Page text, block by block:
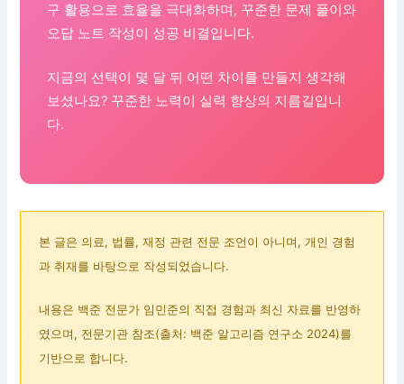
구 활용으로 효율을 극대화하며, 꾸준한 문제 풀이와
오답 노트 작성이 성공 비결입니다.
지금의 선택이 몇 달 뒤 어떤 차이를 만들지 생각해
보셨나요? 꾸준한 노력이 실력 향상의 지름길입니
다.
본 글은 의료, 법률, 재정 관련 전문 조언이 아니며, 개인 경험
과 취재를 바탕으로 작성되었습니다.
내용은 백준 전문가 임민준의 직접 경험과 최신 자료를 반영하
였으며, 전문기관 참조(출처: 백준 알고리즘 연구소 2024)를
기반으로 합니다.